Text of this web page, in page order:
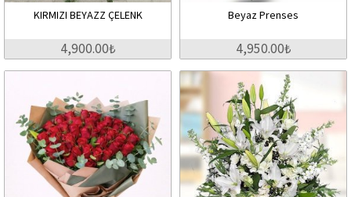
KIRMIZI BEYAZZ ÇELENK
4,900.00₺
Beyaz Prenses
4,950.00₺